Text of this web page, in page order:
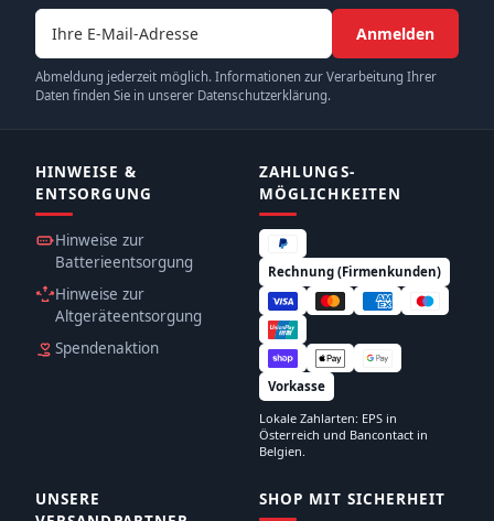
E-Mail-Adresse
Anmelden
Abmeldung jederzeit möglich. Informationen zur Verarbeitung Ihrer
Daten finden Sie in unserer Datenschutzerklärung.
HINWEISE &
ENTSORGUNG
Hinweise zur
Batterieentsorgung
Hinweise zur
Altgeräteentsorgung
Spendenaktion
ZAHLUNGS­
MÖGLICHKEITEN
Rechnung (Firmenkunden)
Vorkasse
Lokale Zahlarten: EPS in
Österreich und Bancontact in
Belgien.
UNSERE
SHOP MIT SICHERHEIT